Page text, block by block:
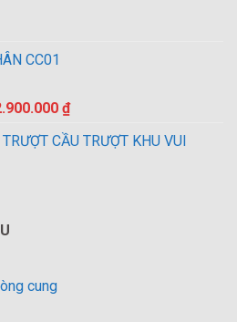
CC01
₫.
₫Giá
tại
CẦU TRƯỢT KHU VUI
cung